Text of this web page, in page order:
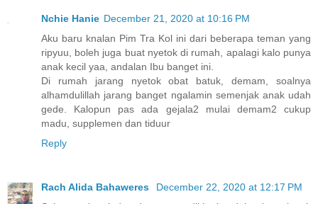
Nchie Hanie December 21, 2020 at 10:16 PM
Aku baru knalan Pim Tra Kol ini dari beberapa teman yang
ripyuu, boleh juga buat nyetok di rumah, apalagi kalo punya
anak kecil yaa, andalan Ibu banget ini.
Di rumah jarang nyetok obat batuk, demam, soalnya
alhamdulillah jarang banget ngalamin semenjak anak udah
gede. Kalopun pas ada gejala2 mulai demam2 cukup
madu, supplemen dan tiduur
Reply
Rach Alida Bahaweres
December 22, 2020 at 12:17 PM